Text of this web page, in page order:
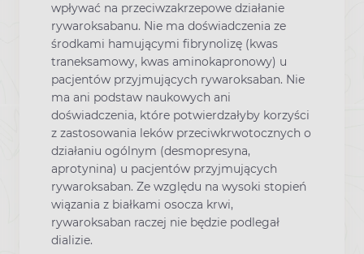
wpływać na przeciwzakrzepowe działanie
rywaroksabanu. Nie ma doświadczenia ze
środkami hamującymi fibrynolizę (kwas
traneksamowy, kwas aminokapronowy) u
pacjentów przyjmujących rywaroksaban. Nie
ma ani podstaw naukowych ani
doświadczenia, które potwierdzałyby korzyści
z zastosowania leków przeciwkrwotocznych o
działaniu ogólnym (desmopresyna,
aprotynina) u pacjentów przyjmujących
rywaroksaban. Ze względu na wysoki stopień
wiązania z białkami osocza krwi,
rywaroksaban raczej nie będzie podlegał
dializie.